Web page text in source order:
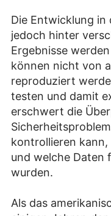
Die Entwicklung
jedoch hinter
Ergebnisse
können nicht von
reproduziert
testen und damit
erschwert die
kontrollieren
und welche Daten
wurden.
Als das